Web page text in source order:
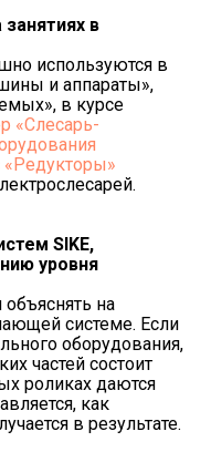
в
используются в
и аппараты»,
в курсе
«Слесарь-
«Редукторы»
SIKE,
уровня
на
системе. Если
оборудования,
частей состоит
роликах даются
как
в результате.